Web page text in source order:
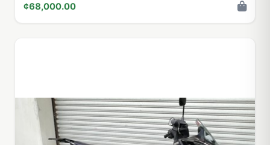
¢68,000.00